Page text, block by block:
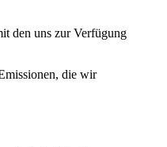
den uns zur Verfügung
die wir